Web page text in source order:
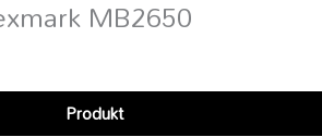
MB2650
Produkt